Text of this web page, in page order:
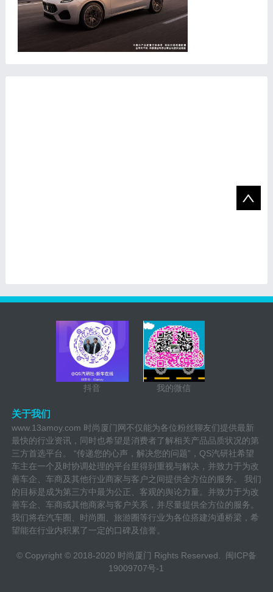
抖音 我的微信
关于我们
www.13amoy.com 时尚厦门网不仅能为各位粉丝聊友们提供最新
最快的行业资讯，同时也希望是消费者了解相关产品品质状况的第
三方首选平台。 “传递您的心声，解决您的问题”，QS汽研社希望
车主在一个及时协调处理的平台里得到重视与解决，并致力于为改
善车企、车商及其他行业商家与客户之间提供全方位的服务。 我们
的目标是成为第三方中最为公正、客观的舆论力量。并致力于为改
善车企、车商或其他商家与客户关系，并尽量提供全方位的服务。
我们将在汽车圈、时尚圈、旅游圈等行业为各位搭建沟通桥梁，希
望能在行业内积累了一定的口碑及信誉。
© Copyright © 2018-2020 时尚厦门 Rights Reserved. 闽ICP备
19009707号-1